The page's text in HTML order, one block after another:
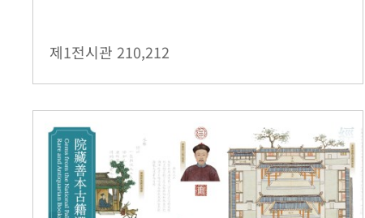
제1전시관 210,212